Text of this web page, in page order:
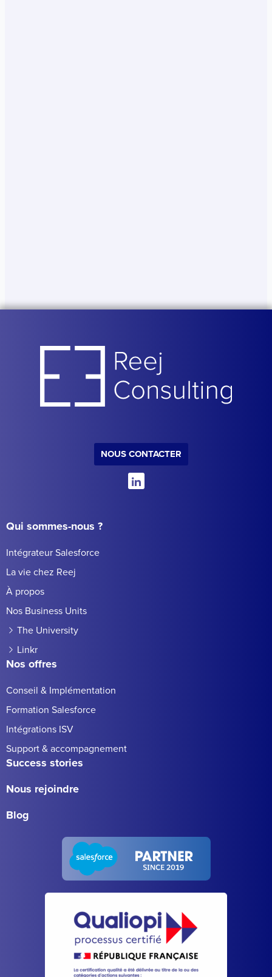
NOUS CONTACTER
Qui sommes-nous ?
Intégrateur Salesforce
La vie chez Reej
À propos
Nos Business Units
The University
Linkr
Nos offres
Conseil & Implémentation
Formation Salesforce
Intégrations ISV
Support & accompagnement
Success stories
Nous rejoindre
Blog